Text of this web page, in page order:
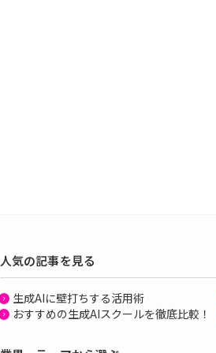
人気の記事を見る
生成AIに壁打ちする活用術
おすすめの生成AIスクールを徹底比較！